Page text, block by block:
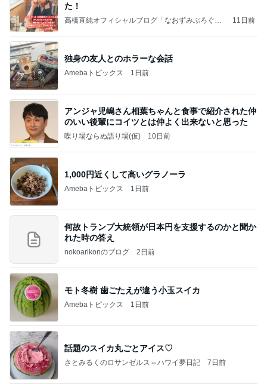
た！
高橋直純オフィシャルブログ「なおずみぶろぐ」
11日前
独身の友人とのホラーな会話
Amebaトピックス 1日前
アンジャ児嶋さん相葉ちゃんと食事で紹介された仲
のいい後輩にコイツとは仲よく出来ないと思った
喋り場ならぬ語り場(仮) 10日前
1,000円近くして高いグラノーラ
Amebaトピックス 1日前
何故トランプ大統領が日本円を支援するのかと聞か
れた時の答え
nokoarikonのブログ 2日前
モト冬樹 歯ごたえが違う小玉スイカ
Amebaトピックス 1日前
話題のスイカ丸ごとアイス♡
さとみるくのロサンゼルス⇔ハワイ夢日記 7日前